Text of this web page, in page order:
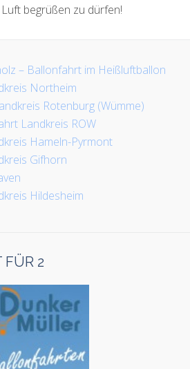
begrüßen zu dürfen!
– Ballonfahrt im Heißluftballon
Northeim
Rotenburg (Wümme)
Landkreis ROW
Hameln-Pyrmont
Gifhorn
Hildesheim
FÜR 2